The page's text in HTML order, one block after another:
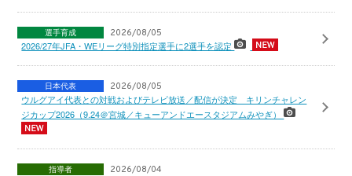
選手育成 2026/08/05
2026/27年JFA・WEリーグ特別指定選手に2選手を認定
日本代表 2026/08/05
ウルグアイ代表との対戦およびテレビ放送／配信が決定 キリンチャレン
ジカップ2026（9.24＠宮城／キューアンドエースタジアムみやぎ）
指導者 2026/08/04